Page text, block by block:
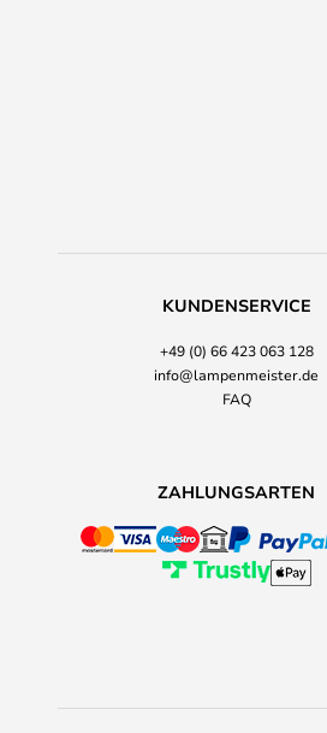
KUNDENSERVICE
+49 (0) 66 423 063 128
info@lampenmeister.de
FAQ
ZAHLUNGSARTEN